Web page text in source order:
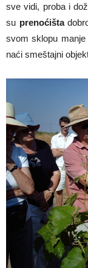
sve vidi, proba i
su prenoćišta
svom sklopu
naći smeštajni